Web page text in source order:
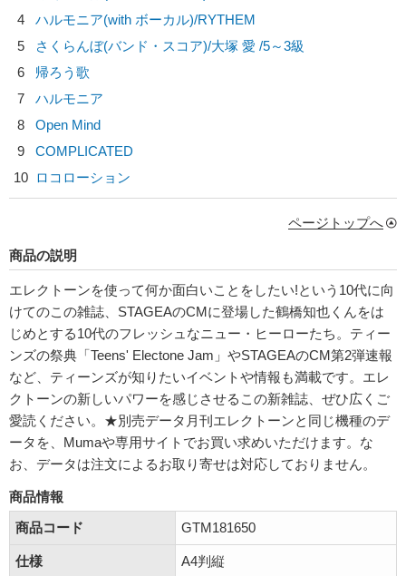
4
ハルモニア(with ボーカル)/RYTHEM
5
さくらんぼ(バンド・スコア)/大塚 愛 /5～3級
6
帰ろう歌
7
ハルモニア
8
Open Mind
9
COMPLICATED
10 ロコローション
ページトップへ
商品の説明
エレクトーンを使って何か面白いことをしたい!という10代に向
けてのこの雑誌、STAGEAのCMに登場した鶴橋知也くんをは
じめとする10代のフレッシュなニュー・ヒーローたち。ティー
ンズの祭典「Teens' Electone Jam」やSTAGEAのCM第2弾速報
など、ティーンズが知りたいイベントや情報も満載です。エレ
クトーンの新しいパワーを感じさせるこの新雑誌、ぜひ広くご
愛読ください。★別売データ月刊エレクトーンと同じ機種のデ
ータを、Mumaや専用サイトでお買い求めいただけます。な
お、データは注文によるお取り寄せは対応しておりません。
商品情報
商品コード
GTM181650
仕様 A4判縦